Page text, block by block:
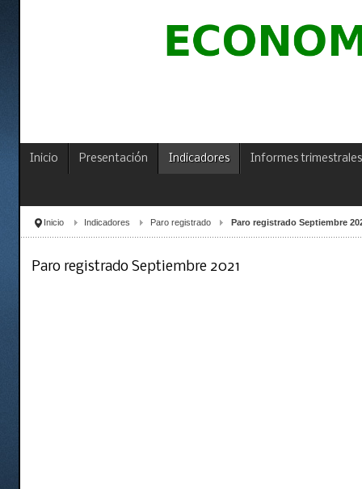
Inicio Presentación Indicadores Informes trimestrales
Inicio Indicadores Paro registrado Paro registrado Septiembre
Paro registrado Septiembre 2021